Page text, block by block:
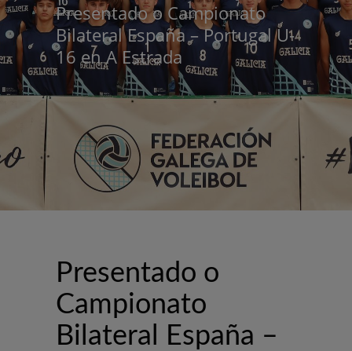
Presentado o Campionato
Bilateral España – Portugal U-
16 en A Estrada
Presentado o
Campionato
Bilateral España –